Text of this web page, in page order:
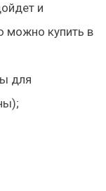
и
можно купить в
для